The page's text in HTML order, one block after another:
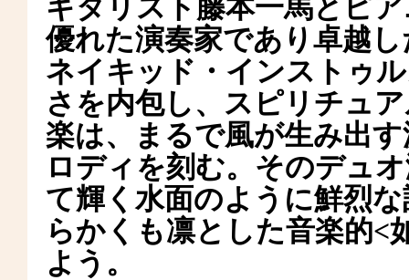
ギタリスト藤本一馬とピ
優れた演奏家であり卓越
ネイキッド・インストゥ
さを内包し、スピリチュ
楽は、まるで風が生み出
ロディを刻む。そのデュ
て輝く水面のように鮮烈
らかくも凛とした音楽的<
よう。